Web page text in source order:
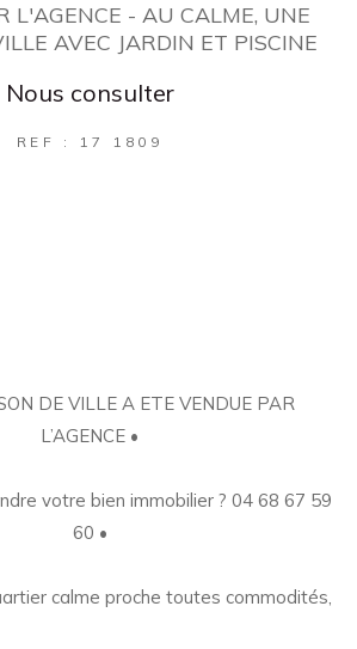
L'AGENCE - AU CALME, UNE
AVEC JARDIN ET PISCINE
Nous consulter
REF : 17 1809
DE VILLE A ETE VENDUE PAR
L’AGENCE •
votre bien immobilier ? 04 68 67 59
60 •
calme proche toutes commodités,